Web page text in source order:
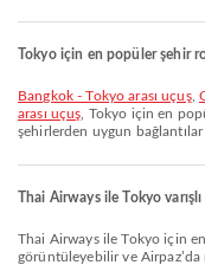
Tokyo için en popüler şehir
Bangkok - Tokyo arası uçuş,
arası uçuş , Tokyo için en
şehirlerden uygun bağlantılar
Thai Airways ile Tokyo
Thai Airways ile Tokyo için en erken uçuş 07:00 saatinde kalkar. Bu programı
görüntüleyebilir ve